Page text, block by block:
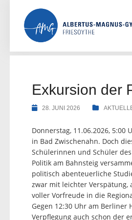
content
Exkursion der
28. JUNI 2026
Donnerstag, 11.06.2026,
in Bad Zwischenahn. Doch
Schülerinnen und Schüler
Politik am Bahnsteig
politisch abenteuerliche
zwar mit leichter Verspätung,
voller Vorfreude in die
Gegen 12:30 Uhr am
Verpflegung auch schon der